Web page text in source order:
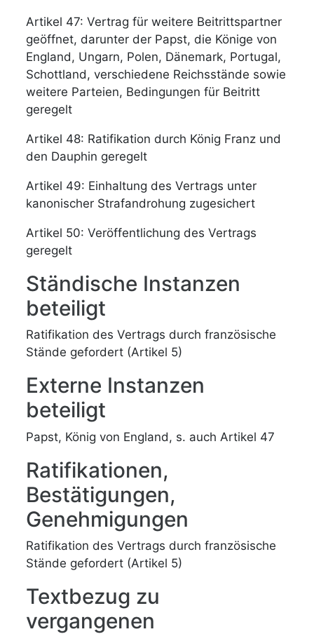
Artikel 47: Vertrag für weitere Beitrittspartner
geöffnet, darunter der Papst, die Könige von
England, Ungarn, Polen, Dänemark, Portugal,
Schottland, verschiedene Reichsstände sowie
weitere Parteien, Bedingungen für Beitritt
geregelt
Artikel 48: Ratifikation durch König Franz und
den Dauphin geregelt
Artikel 49: Einhaltung des Vertrags unter
kanonischer Strafandrohung zugesichert
Artikel 50: Veröffentlichung des Vertrags
geregelt
Ständische Instanzen
beteiligt
Ratifikation des Vertrags durch französische
Stände gefordert (Artikel 5)
Externe Instanzen
beteiligt
Papst, König von England, s. auch Artikel 47
Ratifikationen,
Bestätigungen,
Genehmigungen
Ratifikation des Vertrags durch französische
Stände gefordert (Artikel 5)
Textbezug zu
vergangenen